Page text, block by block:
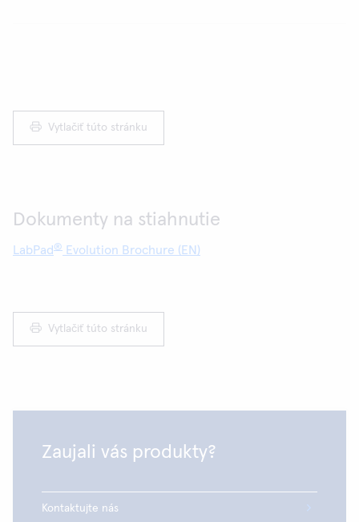
Vytlačiť túto stránku
Dokumenty na stiahnutie
LabPad ® Evolution Brochure (EN)
Vytlačiť túto stránku
Zaujali vás produkty?
Kontaktujte nás